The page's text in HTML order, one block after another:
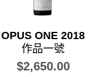
OPUS ONE 2018
作品一號
$2,650.00